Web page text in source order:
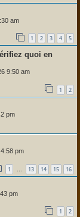
am
1 2 3 4 5
quoi en
9:50 am
1 2
pm
pm
1 … 13 14 15 16
pm
1 2